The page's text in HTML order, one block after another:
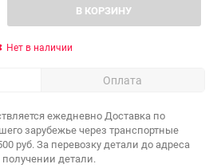
В КОРЗИНУ
Нет в наличии
Оплата
ежедневно Доставка по
зарубежье через транспортные
руб. За перевозку детали до адреса
детали.